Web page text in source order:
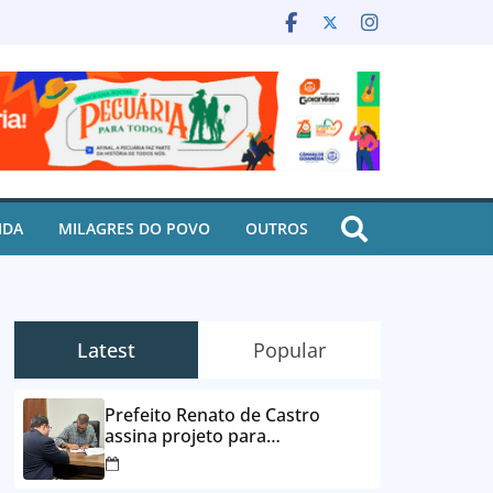
MILAGRES DO POVO OUTROS
Latest Popular
Prefeito Renato de Castro
assina projeto para
desbloqueio de contas e
parcelamento de dívidas em até